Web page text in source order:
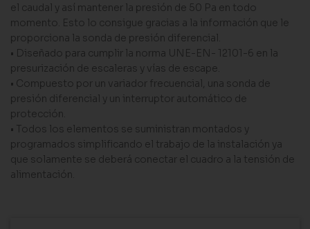
el caudal y así mantener la presión de 50 Pa en todo
momento. Esto lo consigue gracias a la información que le
proporciona la sonda de presión diferencial.
• Diseñado para cumplir la norma UNE-EN- 12101-6 en la
presurización de escaleras y vías de escape.
• Compuesto por un variador frecuencial, una sonda de
presión diferencial y un interruptor automático de
protección.
• Todos los elementos se suministran montados y
programados simplificando el trabajo de la instalación ya
que solamente se deberá conectar el cuadro a la tensión de
alimentación.